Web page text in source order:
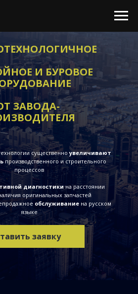
И БУРОВОЕ
ЗАВОДА-
заявку
существенноувеличивают
производственного и строительного
процессов
диагностикина расстоянии
оригинальных запчастей
обслуживание на русском
языке